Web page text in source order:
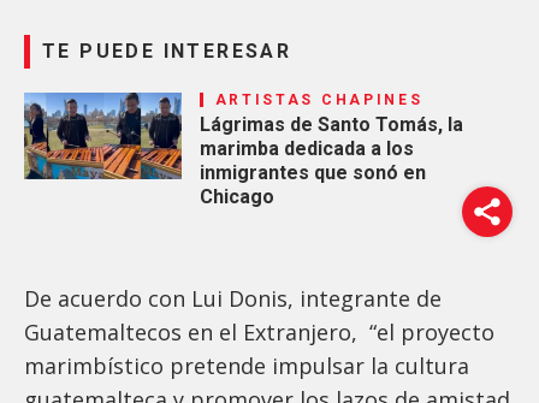
TE PUEDE INTERESAR
ARTISTAS CHAPINES
Lágrimas de Santo Tomás, la
marimba dedicada a los
inmigrantes que sonó en
Chicago
De acuerdo con Lui Donis, integrante de
Guatemaltecos en el Extranjero, “el proyecto
marimbístico pretende impulsar la cultura